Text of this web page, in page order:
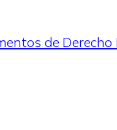
de Derecho